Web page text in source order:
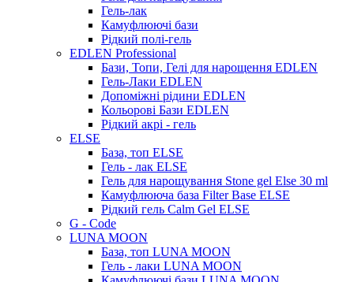
Гель-лак
Камуфлюючі бази
Рідкий полі-гель
EDLEN Professional
Бази, Топи, Гелі для нарощення EDLEN
Гель-Лаки EDLEN
Допоміжні рідини EDLEN
Кольорові Бази EDLEN
Рідкий акрі - гель
ELSE
База, топ ELSE
Гель - лак ELSE
Гель для нарощування Stone gel Else 30 ml
Камуфлююча база Filter Base ELSE
Рідкий гель Calm Gel ELSE
G - Code
LUNA MOON
База, топ LUNA MOON
Гель - лаки LUNA MOON